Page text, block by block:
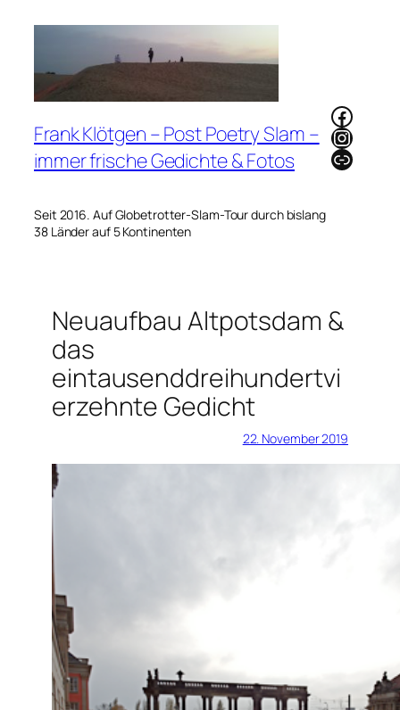
Frank Klötgen – Post Poetry Slam –
immer frische Gedichte & Fotos
Seit 2016. Auf Globetrotter-Slam-Tour durch bislang
38 Länder auf 5 Kontinenten
Link
Neuaufbau Altpotsdam &
das
eintausenddreihundertvi
erzehnte Gedicht
22. November 2019